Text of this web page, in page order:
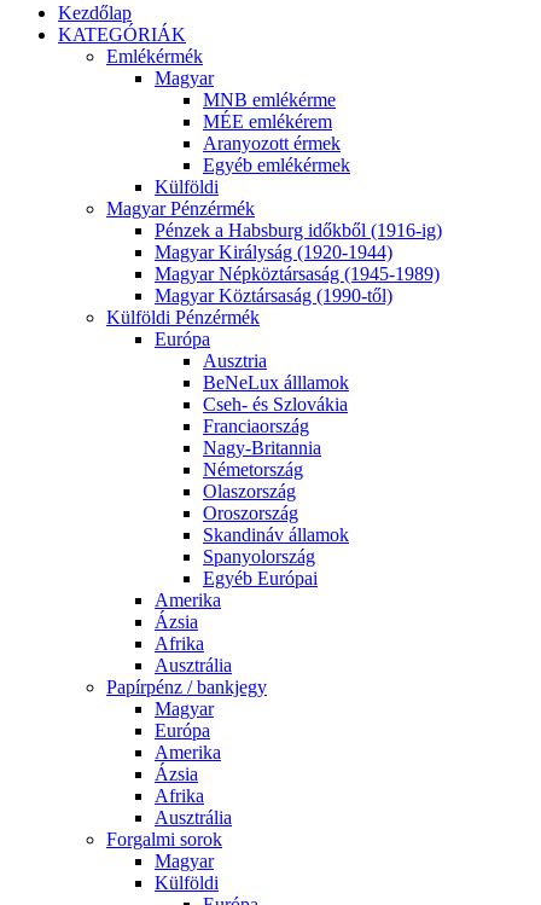
Kezdőlap
KATEGÓRIÁK
Emlékérmék
Magyar
MNB emlékérme
MÉE emlékérem
Aranyozott érmek
Egyéb emlékérmek
Külföldi
Magyar Pénzérmék
Pénzek a Habsburg időkből (1916-ig)
Magyar Királyság (1920-1944)
Magyar Népköztársaság (1945-1989)
Magyar Köztársaság (1990-től)
Külföldi Pénzérmék
Európa
Ausztria
BeNeLux álllamok
Cseh- és Szlovákia
Franciaország
Nagy-Britannia
Németország
Olaszország
Oroszország
Skandináv államok
Spanyolország
Egyéb Európai
Amerika
Ázsia
Afrika
Ausztrália
Papírpénz / bankjegy
Magyar
Európa
Amerika
Ázsia
Afrika
Ausztrália
Forgalmi sorok
Magyar
Külföldi